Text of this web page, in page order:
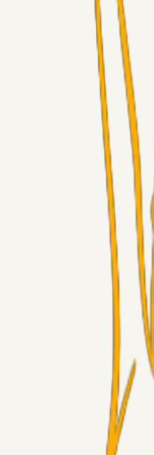
Superliga-truppen
05. aug.
Kommer Jobbe hjem?
05. aug. 2026
Brøndby-TV og u-19
04. aug. 2026
5. Forudsigelser op
RasmusStephansen
Nørgaards Lever
RasmusStephansen
Har GFH løsnet
Superliga-truppen
04. aug.
Medie: Tahirovic til